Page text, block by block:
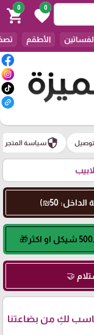
0
favorite
0
shopping_cart
الأطقم
securityسياسة المتجر
🤝
لكِ من بضاعتنا